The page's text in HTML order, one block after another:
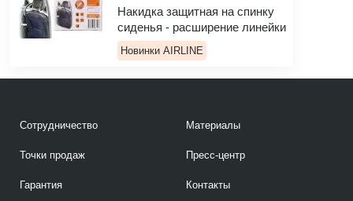
Накидка защитная на спинку
сиденья - расширение линейки
Новинки AIRLINE
Сотрудничество
Точки продаж
Гарантия
Материалы
Пресс-центр
Контакты